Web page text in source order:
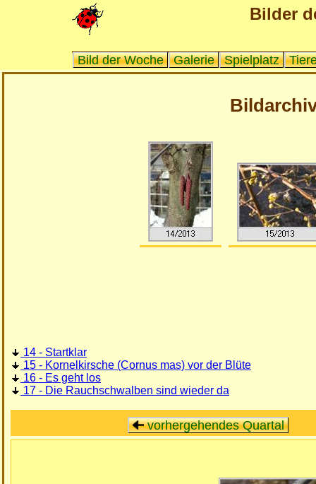
Bilder
Bild der Woche Galerie Spielplatz
14 - Startklar
15 - Kornelkirsche (Cornus mas) vor der Blüte
16 - Es geht los
17 - Die Rauchschwalben sind wieder da
vorhergehendes Quartal